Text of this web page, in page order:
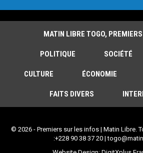
MATIN LIBRE TOGO,
POLITIQUE SOCIÉTÉ
CULTURE ÉCONOMIE
FAITS DIVERS
© 2026 - Premiers sur les infos | Matin Libre.
:+228 90 38 37 20 |